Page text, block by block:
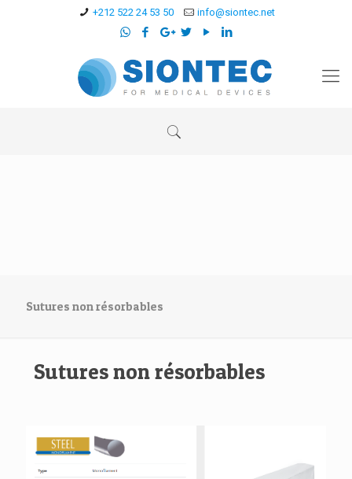
+212 522 24 53 50 info@siontec.net
Sutures non résorbables
Sutures non résorbables